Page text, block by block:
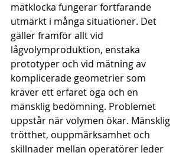
mätklocka fungerar fortfarande
utmärkt i många situationer. Det
gäller framför allt vid
lågvolymproduktion, enstaka
prototyper och vid mätning av
komplicerade geometrier som
kräver ett erfaret öga och en
mänsklig bedömning. Problemet
uppstår när volymen ökar. Mänsklig
trötthet, ouppmärksamhet och
skillnader mellan operatörer leder